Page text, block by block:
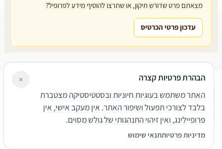
מצאתם פרט שדורש תיקון, או שתרצו להוסיף מידע לפרופיל?
עדכון פרטי הכרטיס
שירותים משפטיים
דרושים צור קשר נגישותפרטיות
תנאי שימוש
© 2026 הפירמה. כל הזכויות שמורות.
הבהרת פרטיות קצרה
האתר משתמש בעוגיות חיוניות ובסטטיסטיקה מצטברת
בלבד לצורכי תפעול ושיפור האתר. אין מעקב אישי, אין
פרופיילינג, ואין זיהוי התנהגותי של גולש מסוים.
מדיניות פרטיותתנאי שימוש
×